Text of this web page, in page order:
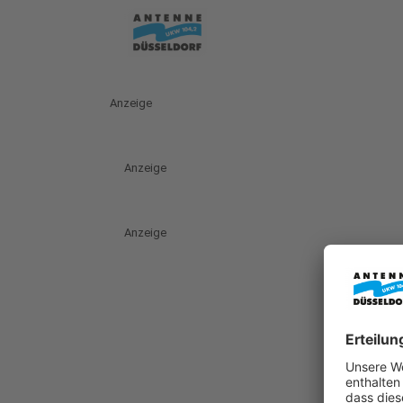
Anzeige
Anzeige
Anzeige